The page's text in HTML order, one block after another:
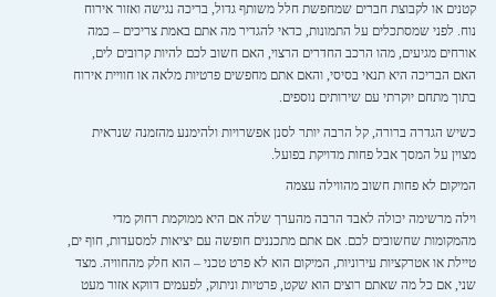
קטנים או לקבוצת חברים שמחפשת חלל משותף גדול, בריכה נגישה ואזור אירוח
נוח. לפני שמסתכלים על התמונות, כדאי להגדיר מה אתם באמת צריכים – כמה
אורחים מגיעים, מהו הרכב החדרים הרצוי, האם חשוב לכם להיות קרובים לים,
האם הבריכה היא תנאי בסיסי, והאם אתם מחפשים פרטיות מלאה או חוויית אירוח
בתוך מתחם יוקרתי עם שירותים נוספים.
כשיש הגדרה ברורה, קל הרבה יותר לסנן אפשרויות ולהימנע מהזמנה שנראית
מצוין על המסך אבל פחות מדויקת בפועל.
המיקום לא פחות חשוב מהווילה עצמה
וילה מרשימה יכולה לאבד הרבה מהערך שלה אם היא ממוקמת רחוק מדי
מהמקומות שחשובים לכם. אם אתם מתכננים חופשה עם יציאות למסעדות, חוף ים,
טיילת או אטרקציות עירוניות, המיקום הוא לא פרט טכני – הוא חלק מהחוויה. מצד
שני, אם כל מה שאתם רוצים הוא שקט, פרטיות וניתוק, לפעמים דווקא אזור מעט